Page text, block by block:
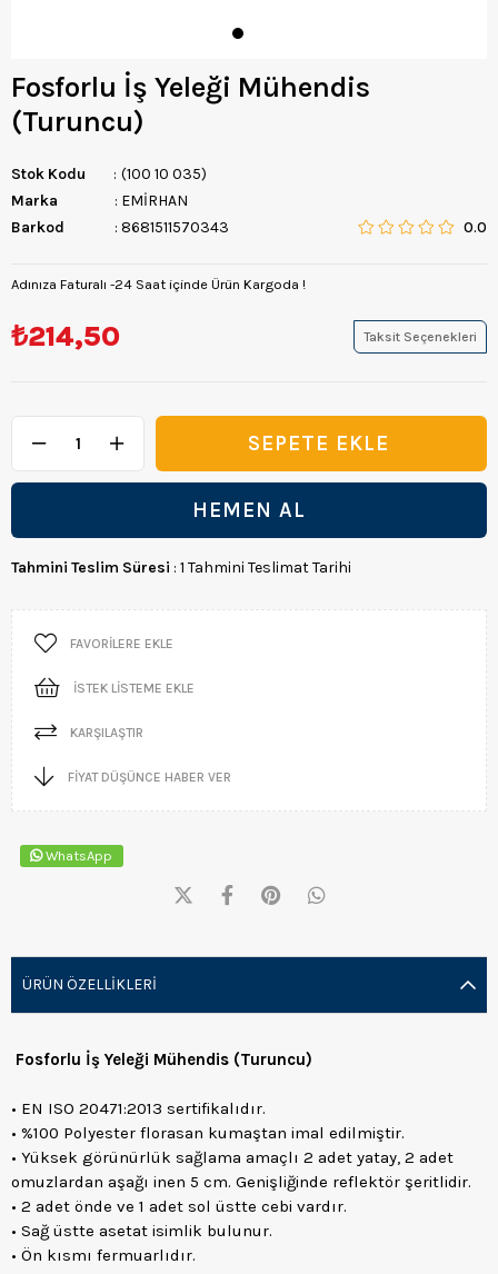
Fosforlu İş Yeleği Mühendis
(Turuncu)
Stok Kodu
(100 10 035)
Marka
: EMİRHAN
Barkod
: 8681511570343 0.0
Adınıza Faturalı -24 Saat içinde Ürün Kargoda !
₺214,50 Taksit Seçenekleri
Tahmini Teslim Süresi : 1 Tahmini Teslimat Tarihi
FAVORILERE EKLE
İSTEK LISTEME EKLE
KARŞILAŞTIR
FIYAT DÜŞÜNCE HABER VER
WhatsApp
ÜRÜN ÖZELLIKLERI
Fosforlu İş Yeleği Mühendis (Turuncu)
• EN ISO 20471:2013 sertifikalıdır.
• %100 Polyester florasan kumaştan imal edilmiştir.
• Yüksek görünürlük sağlama amaçlı 2 adet yatay, 2 adet
omuzlardan aşağı inen 5 cm. Genişliğinde reflektör şeritlidir.
• 2 adet önde ve 1 adet sol üstte cebi vardır.
• Sağ üstte asetat isimlik bulunur.
• Ön kısmı fermuarlıdır.